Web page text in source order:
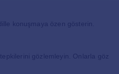
konuşmaya özen gösterin.
tepkilerini gözlemleyin. Onlarla göz